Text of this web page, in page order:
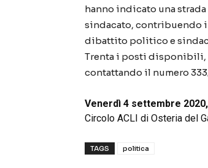
hanno indicato una
sindacato, contribuendo
dibattito politico e
Trenta i posti disponibili,
contattando il numero
Venerdì 4 settembre
Circolo ACLI di Osteria del
TAGS politica